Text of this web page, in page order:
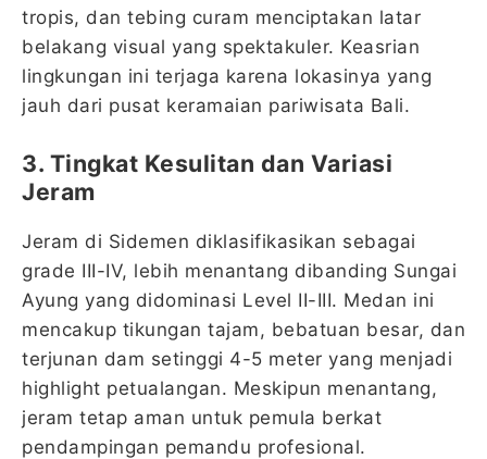
tropis, dan tebing curam menciptakan latar
belakang visual yang spektakuler. Keasrian
lingkungan ini terjaga karena lokasinya yang
jauh dari pusat keramaian pariwisata Bali.
3. Tingkat Kesulitan dan Variasi
Jeram
Jeram di Sidemen diklasifikasikan sebagai
grade III-IV, lebih menantang dibanding Sungai
Ayung yang didominasi Level II-III. Medan ini
mencakup tikungan tajam, bebatuan besar, dan
terjunan dam setinggi 4-5 meter yang menjadi
highlight petualangan. Meskipun menantang,
jeram tetap aman untuk pemula berkat
pendampingan pemandu profesional.